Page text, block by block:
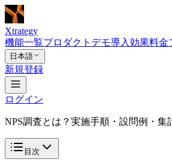
Xtrategy
機能一覧プロダクトデモ導入効果料金
日本語
新規登録
ログイン
NPS調査とは？実施手順・設問例・集
目次